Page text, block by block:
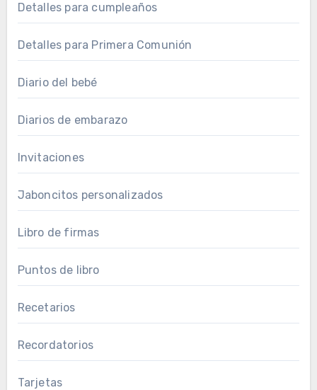
Detalles para cumpleaños
Detalles para Primera Comunión
Diario del bebé
Diarios de embarazo
Invitaciones
Jaboncitos personalizados
Libro de firmas
Puntos de libro
Recetarios
Recordatorios
Tarjetas